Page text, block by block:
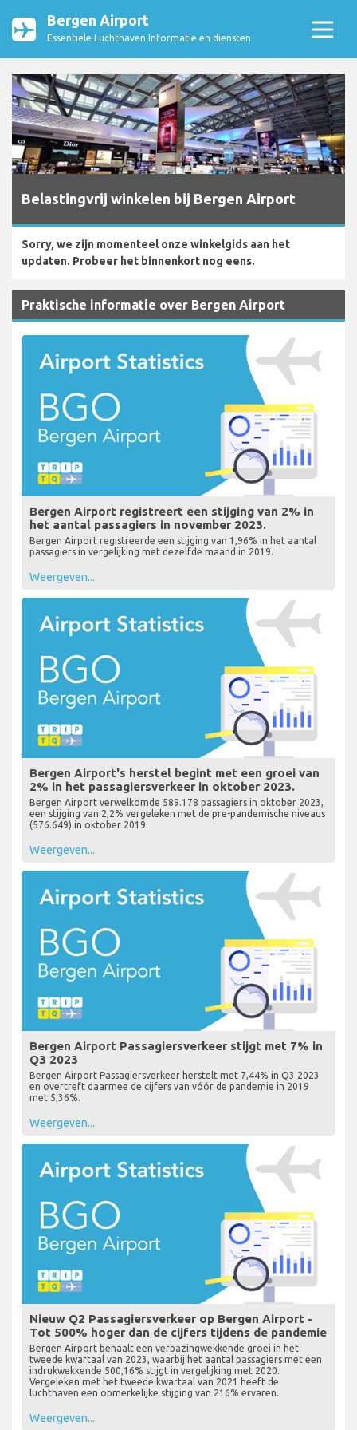
Bergen Airport
Essentiële Luchthaven Informatie en diensten
Belastingvrij winkelen bij Bergen Airport
Sorry, we zijn momenteel onze winkelgids aan het
updaten. Probeer het binnenkort nog eens.
Praktische informatie over Bergen Airport
Bergen Airport registreert een stijging van 2% in
het aantal passagiers in november 2023.
Bergen Airport registreerde een stijging van 1,96% in het aantal
passagiers in vergelijking met dezelfde maand in 2019.
Weergeven...
Bergen Airport's herstel begint met een groei van
2% in het passagiersverkeer in oktober 2023.
Bergen Airport verwelkomde 589.178 passagiers in oktober 2023,
een stijging van 2,2% vergeleken met de pre-pandemische niveaus
(576.649) in oktober 2019.
Weergeven...
Bergen Airport Passagiersverkeer stijgt met 7% in
Q3 2023
Bergen Airport Passagiersverkeer herstelt met 7,44% in Q3 2023
en overtreft daarmee de cijfers van vóór de pandemie in 2019
met 5,36%.
Weergeven...
Nieuw Q2 Passagiersverkeer op Bergen Airport -
Tot 500% hoger dan de cijfers tijdens de pandemie
Bergen Airport behaalt een verbazingwekkende groei in het
tweede kwartaal van 2023, waarbij het aantal passagiers met een
indrukwekkende 500,16% stijgt in vergelijking met 2020.
Vergeleken met het tweede kwartaal van 2021 heeft de
luchthaven een opmerkelijke stijging van 216% ervaren.
Weergeven...